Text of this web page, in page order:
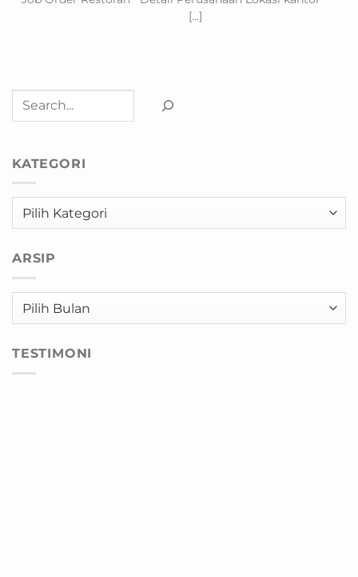
[...]
Cari
KATEGORI
Kategori
ARSIP
Arsip
TESTIMONI